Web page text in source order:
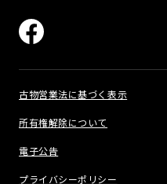
古物営業法に基づく表示
所有権解除について
電子公告
プライバシーポリシー